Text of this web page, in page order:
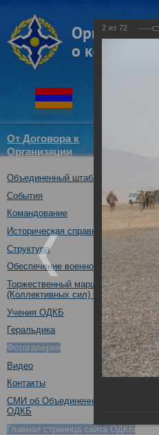
От Договора к
Организации
Объединенный штаб ОДКБ
События
Командование
Историческая справка
Структура
Обеспечение военной безопасности
Торжественный марш Войск
(Коллективных сил) ОДКБ
Учения ОДКБ
Геральдика
Фотогалерея
Видео
Контакты
СМИ об Объединенном штабе
ОДКБ
Главная страница сайта ОДКБ
2 из 72